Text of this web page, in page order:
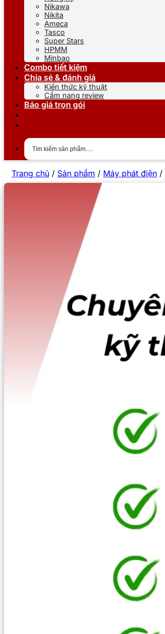
Nikawa
Nikita
Ameca
Tasco
Super Stars
HPMM
Minbao
Combo tiết kiệm
Chia sẻ & đánh giá
Kiến thức kỹ thuật
Cẩm nang review
Báo giá trọn gói
Trang chủ / Sản phẩm / Máy phát điện /